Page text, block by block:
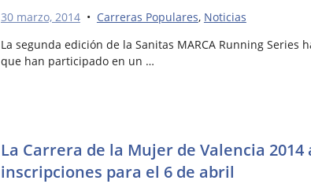
30 marzo, 2014• Carreras Populares, Noticias
La segunda edición de la Sanitas MARCA Running Series
que han participado en un …
La Carrera de la Mujer de Valencia 2014
inscripciones para el 6 de abril